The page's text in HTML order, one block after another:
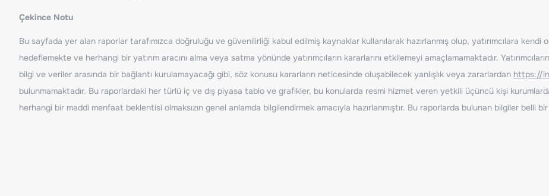
Çekince Notu
Bu sayfada yer alan raporlar tarafımızca doğruluğu ve güvenilirliği kabul edilmiş kaynaklar kullanılarak hazırlanmış olup, yatırımcılara kendi
hedeflemekte ve herhangi bir yatırım aracını alma veya satma yönünde yatırımcıların kararlarını etkilemeyi amaçlamamaktadır.
bilgi ve veriler arasında bir bağlantı kurulamayacağı gibi, söz konusu kararların neticesinde oluşabilecek yanlışlık veya zararlardan https://
bulunmamaktadır. Bu raporlardaki her türlü iç ve dış piyasa tablo ve grafikler, bu konularda resmi hizmet veren yetkili üçüncü kişi
herhangi bir maddi menfaat beklentisi olmaksızın genel anlamda bilgilendirmek amacıyla hazırlanmıştır. Bu raporlarda bulunan bilgiler belli